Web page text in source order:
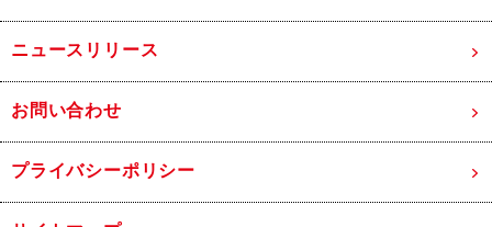
ニュースリリース
お問い合わせ
プライバシーポリシー